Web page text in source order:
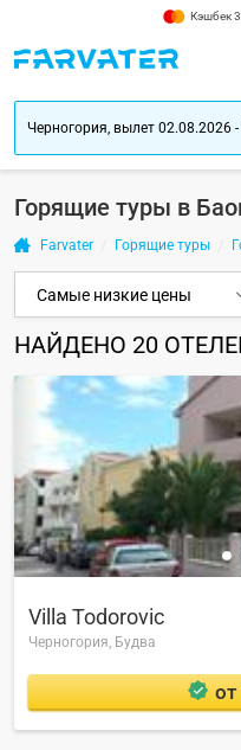
Кэшбек
Горящие туры в
Farvater Горящие туры
НАЙДЕНО 20
Villa Todorovic
Черногория, Будва
от